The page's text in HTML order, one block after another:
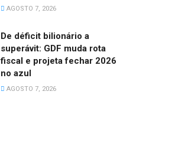
AGOSTO 7, 2026
De déficit bilionário a
superávit: GDF muda rota
fiscal e projeta fechar 2026
no azul
AGOSTO 7, 2026